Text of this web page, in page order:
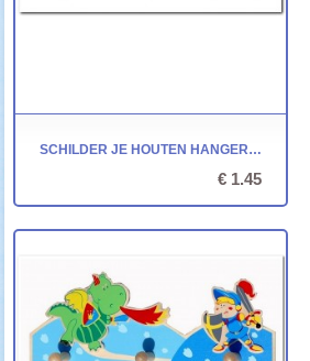
SCHILDER JE HOUTEN HANGER - GOKI
€ 1.45